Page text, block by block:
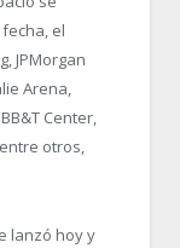
el
JPMorgan
Arena,
Center,
otros,
lanzó hoy y